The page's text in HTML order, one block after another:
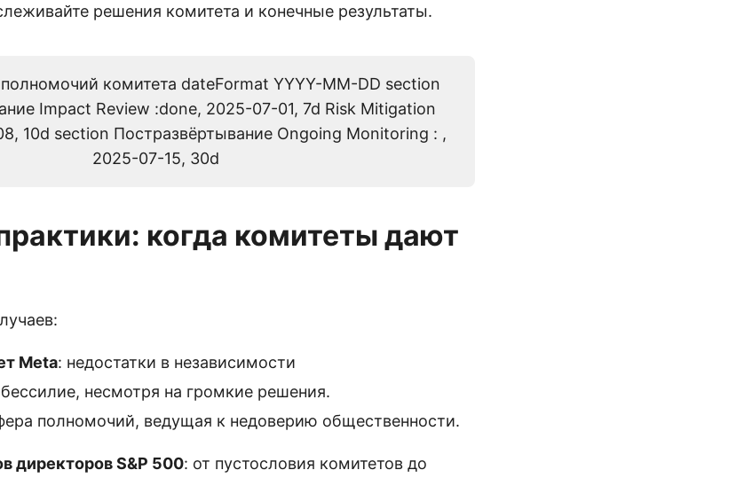
решения комитета и конечные результаты.
комитета dateFormat YYYY-MM-DD section
Impact Review :done, 2025-07-01, 7d Risk Mitigation
10d section Постразвёртывание Ongoing Monitoring : ,
2025-07-15, 30d
когда комитеты дают
Meta: недостатки в независимости
несмотря на громкие решения.
полномочий, ведущая к недоверию общественности.
директоров S&P 500: от пустословия комитетов до